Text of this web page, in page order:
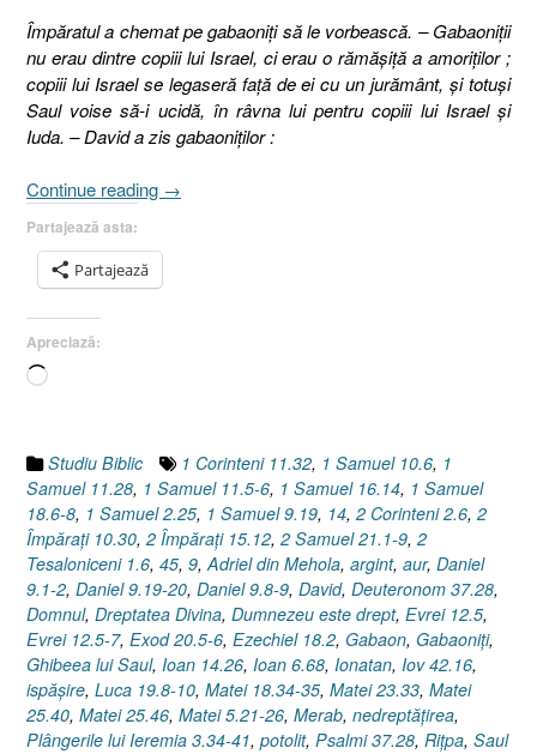
Împăratul a chemat pe gabaoniţi să le vorbească. – Gabaoniţii
nu erau dintre copiii lui Israel, ci erau o rămăşiţă a amoriţilor ;
copiii lui Israel se legaseră faţă de ei cu un jurământ, şi totuşi
Saul voise să-i ucidă, în râvna lui pentru copiii lui Israel şi
Iuda. – David a zis gabaoniţilor :
Continue reading „Dreptatea
21.1-
→
Partajează asta:
Partajează
Apreciază:
Încarc...
Studiu Biblic 1 Corinteni 11.32, 1 Samuel 10.6, 1
Samuel 11.28, 1 Samuel 11.5-6, 1 Samuel 16.14, 1 Samuel
18.6-8, 1 Samuel 2.25, 1 Samuel 9.19, 14, 2 Corinteni 2.6, 2
Împăraţi 10.30, 2 Împăraţi 15.12, 2 Samuel 21.1-9, 2
Tesaloniceni 1.6, 45, 9,Adriel din Mehola, argint, aur, Daniel
9.1-2, Daniel 9.19-20, Daniel 9.8-9, David, Deuteronom 37.28,
Domnul, Dreptatea Divina, Dumnezeu este drept, Evrei 12.5,
Evrei 12.5-7, Exod 20.5-6, Ezechiel 18.2, Gabaon, Gabaoniţi,
Ghibeea lui Saul, Ioan 14.26, Ioan 6.68, Ionatan, Iov 42.16,
ispăşire, Luca 19.8-10, Matei 18.34-35, Matei 23.33, Matei
25.40, Matei 25.46, Matei 5.21-26, Merab, nedreptăţirea,
Plângerile lui Ieremia 3.34-41, potolit, Psalmi 37.28, Riţpa, Saul